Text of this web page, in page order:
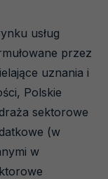
usług
przez
uznania i
Polskie
sektorowe
(w
w